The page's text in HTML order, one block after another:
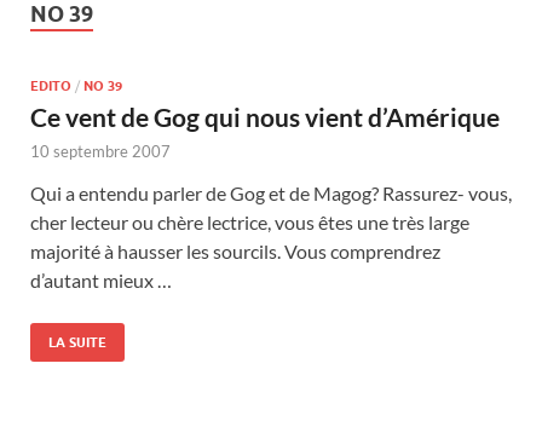
NO 39
EDITO / NO 39
Ce vent de Gog qui nous vient d’Amérique
10 septembre 2007
Qui a entendu parler de Gog et de Magog? Rassurez- vous,
cher lecteur ou chère lectrice, vous êtes une très large
majorité à hausser les sourcils. Vous comprendrez
d’autant mieux …
LA SUITE